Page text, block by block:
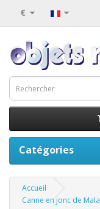
€
Catégories
Accueil
Canne en jonc de